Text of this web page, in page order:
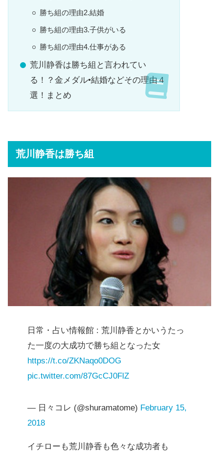
勝ち組の理由2.結婚
勝ち組の理由3.子供がいる
勝ち組の理由4.仕事がある
荒川静香は勝ち組と言われてい
る！？金メダル•結婚などその理由４
選！まとめ
荒川静香は勝ち組
日常・占い情報館 : 荒川静香とかいうたっ
た一度の大成功で勝ち組となった女
https://t.co/ZKNaqo0DOG
pic.twitter.com/87GcCJ0FlZ
— 日々コレ (@shuramatome) February 15,
2018
イチローも荒川静香も色々な成功者も